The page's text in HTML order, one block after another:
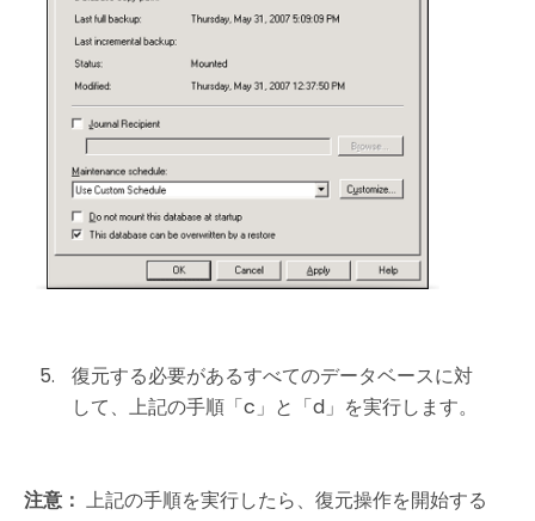
復元する必要があるすべてのデータベースに対
して、上記の手順「c」と「d」を実行します。
注意： 上記の手順を実行したら、復元操作を開始する